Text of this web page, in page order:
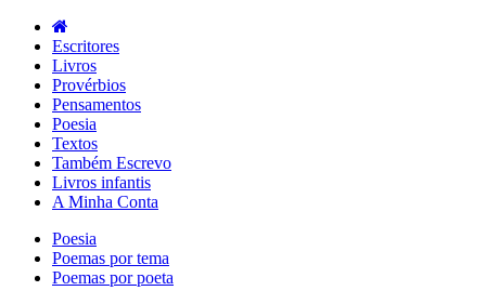
Escritores
Livros
Provérbios
Pensamentos
Poesia
Textos
Também Escrevo
Livros infantis
A Minha Conta
Poesia
Poemas por tema
Poemas por poeta